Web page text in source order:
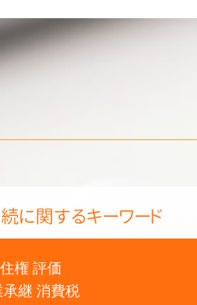
に関するキーワード
権 評価
継 消費税